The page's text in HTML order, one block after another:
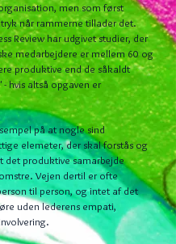
men som først
når rammerne tillader det.
Review har udgivet studier, der
medarbejdere er mellem 60 og
produktive end de såkaldt
hvis altså opgaven er
på at nogle sind
elemeter, der skal forstås og
det produktive samarbejde
Vejen dertil er ofte
til person, og intet af det
uden lederens empati,